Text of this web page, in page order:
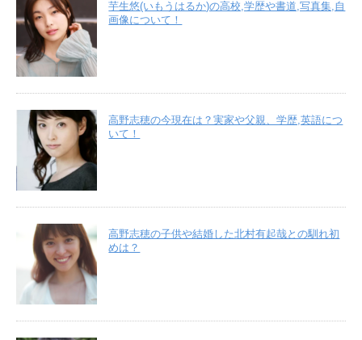
芋生悠(いもうはるか)の高校,学歴や書道,写真集,自
画像について！
高野志穂の今現在は？実家や父親、学歴,英語につ
いて！
高野志穂の子供や結婚した北村有起哉との馴れ初
めは？